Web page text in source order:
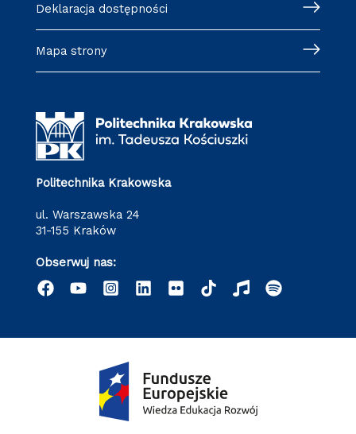
Deklaracja dostępności
Mapa strony
Politechnika Krakowska
ul. Warszawska 24
31-155 Kraków
Obserwuj nas: